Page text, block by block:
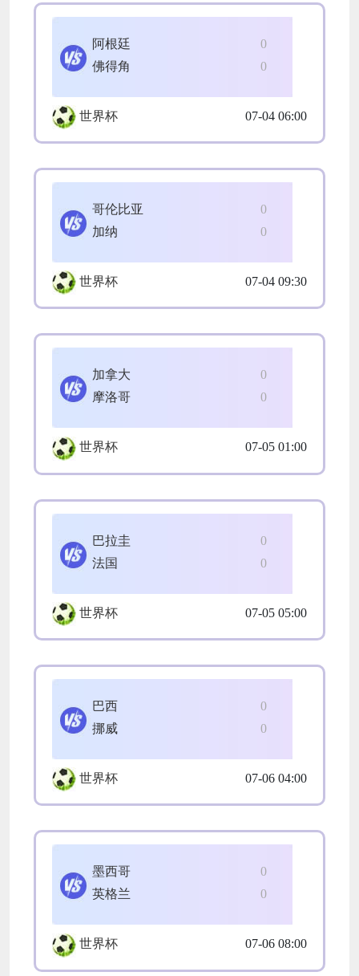
0
阿根廷
0
佛得角
世界杯 07-04 06:00
0
哥伦比亚
0
加纳
世界杯 07-04 09:30
0
加拿大
0
摩洛哥
世界杯 07-05 01:00
0
巴拉圭
0
法国
世界杯 07-05 05:00
0
巴西
0
挪威
世界杯 07-06 04:00
0
墨西哥
0
英格兰
世界杯 07-06 08:00